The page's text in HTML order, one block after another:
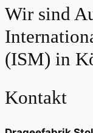
Wir sind
(ISM) in
Kontakt